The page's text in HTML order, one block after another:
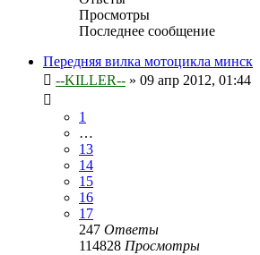
Просмотры
Последнее сообщение
Передняя вилка мотоцикла минск
--KILLER-- » 09 апр 2012, 01:44
1
…
13
14
15
16
17
247 Ответы
114828 Просмотры